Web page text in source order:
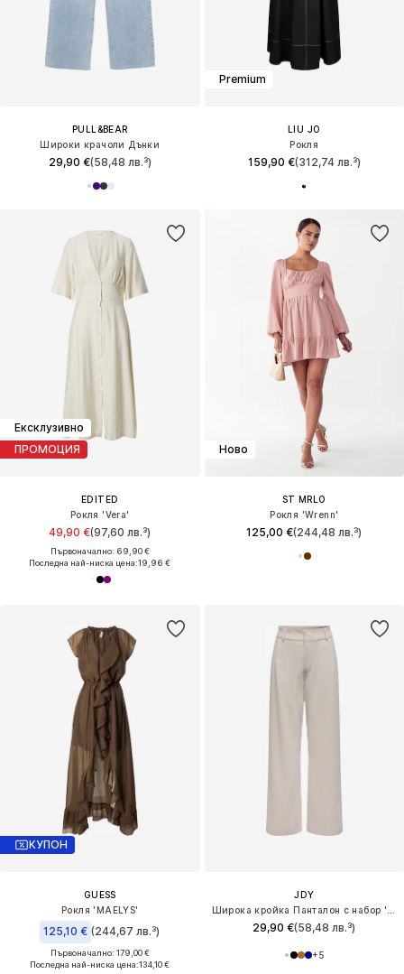
PULL&BEAR
Широки крачоли Дънки
29,90 €(58,48 лв.³)
Premium
LIU JO
Рокля
159,90 €(312,74 лв.³)
Ексклузивно
ПРОМОЦИЯ
EDITED
Рокля 'Vera'
49,90 €(97,60 лв.³)
Първоначално: 69,90 €
Последна най-ниска цена:19,96 €
Ново
ST MRLO
Рокля 'Wrenn'
125,00 €(244,48 лв.³)
КУПОН
GUESS
Рокля 'MAELYS'
125,10 € (244,67 лв.³)
Първоначално: 179,00 €
Последна най-ниска цена:134,10 €
JDY
29,90 €(58,48 лв.³)
+5